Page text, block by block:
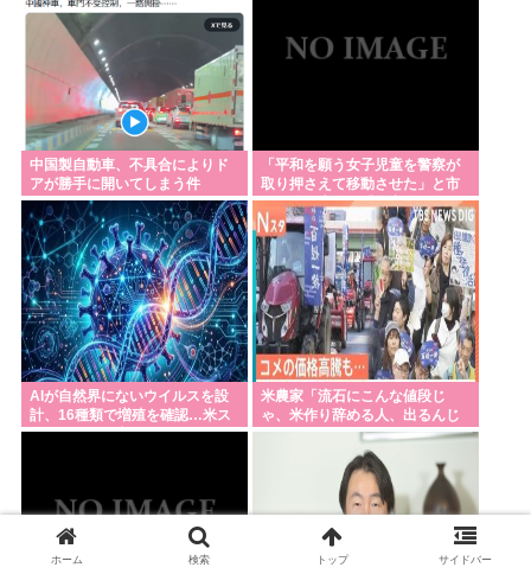
中国製自動車、不具合によりド
アが勝手に開いてしまう件
「平和を願う女子児童を警察が
取り押さえて移動させた」と市
民団体が告発、「児童……ど
こ？」とガチで困惑
AIが自然界にないウイルスを設
計、16種類で増殖を確認…米ス
タンフォード大！
米農家「流石にこんな値段じ
ゃ、米作り辞める人、出るんじ
ゃないかなあ？？」
ホーム 検索 トップ サイドバー